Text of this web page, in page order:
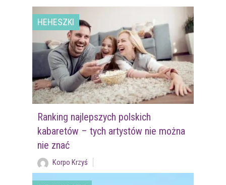
HEHESZKI
Ranking najlepszych polskich
kabaretów – tych artystów nie można
nie znać
Korpo Krzyś